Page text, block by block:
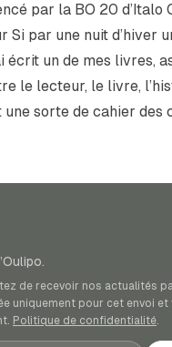
par la BO 20 d’Italo
Si par une nuit d’hiver
écrit un de mes livres,
le lecteur, le livre,
sorte de cahier des
de recevoir nos actualités
uniquement pour cet envoi
Politique de confidentialité.